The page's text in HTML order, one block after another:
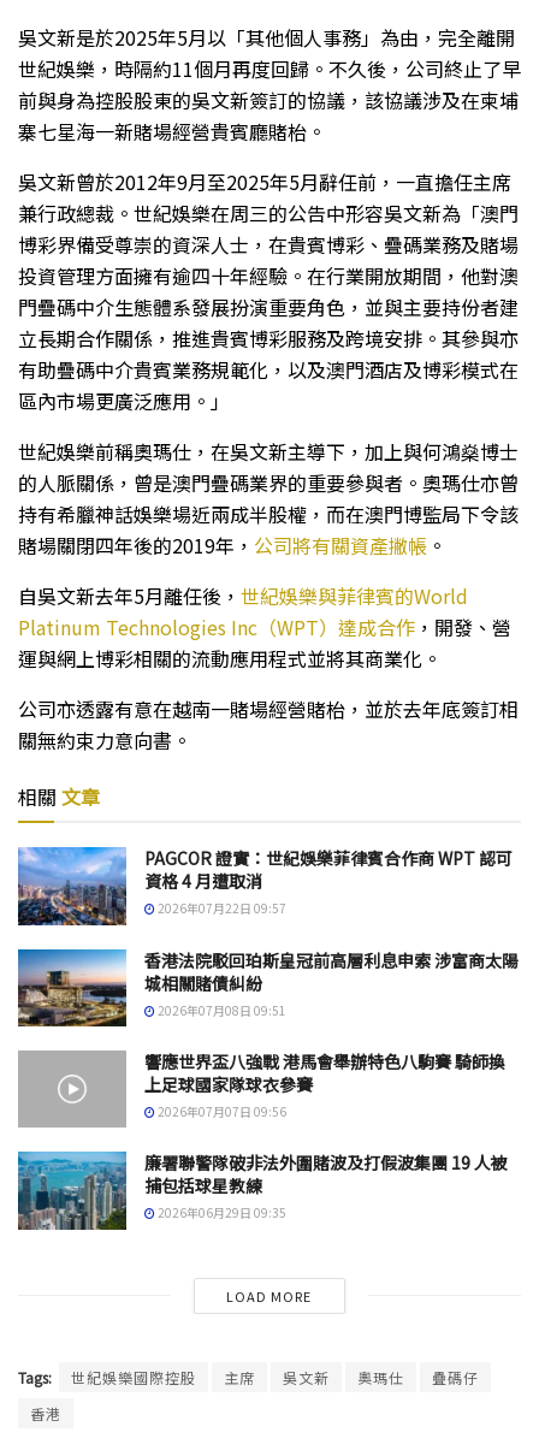
吳文新是於2025年5月以「其他個人事務」為由，完全離開
世紀娛樂，時隔約11個月再度回歸。不久後，公司終止了早
前與身為控股股東的吳文新簽訂的協議，該協議涉及在柬埔
寨七星海一新賭場經營貴賓廳賭枱。
吳文新曾於2012年9月至2025年5月辭任前，一直擔任主席
兼行政總裁。世紀娛樂在周三的公告中形容吳文新為「澳門
博彩界備受尊崇的資深人士，在貴賓博彩、疊碼業務及賭場
投資管理方面擁有逾四十年經驗。在行業開放期間，他對澳
門疊碼中介生態體系發展扮演重要角色，並與主要持份者建
立長期合作關係，推進貴賓博彩服務及跨境安排。其參與亦
有助疊碼中介貴賓業務規範化，以及澳門酒店及博彩模式在
區內市場更廣泛應用。」
世紀娛樂前稱奧瑪仕，在吳文新主導下，加上與何鴻燊博士
的人脈關係，曾是澳門疊碼業界的重要參與者。奧瑪仕亦曾
持有希臘神話娛樂場近兩成半股權，而在澳門博監局下令該
賭場關閉四年後的2019年， 公司將有關資產撇帳 。
自吳文新去年5月離任後， 世紀娛樂與菲律賓的World
Platinum Technologies Inc（WPT）達成合作 ，開發、營
運與網上博彩相關的流動應用程式並將其商業化。
公司亦透露有意在越南一賭場經營賭枱，並於去年底簽訂相
關無約束力意向書。
相關 文章
PAGCOR 證實：世紀娛樂菲律賓合作商 WPT 認可
資格 4 月遭取消
2026年07月22日 09:57
香港法院駁回珀斯皇冠前高層利息申索 涉富商太陽
城相關賭債糾紛
2026年07月08日 09:51
響應世界盃八強戰 港馬會舉辦特色八駒賽 騎師換
上足球國家隊球衣參賽
2026年07月07日 09:56
廉署聯警隊破非法外圍賭波及打假波集團 19 人被
捕包括球星教練
2026年06月29日 09:35
LOAD MORE
Tags: 世紀娛樂國際控股 主席 吳文新 奧瑪仕
疊碼仔
香港